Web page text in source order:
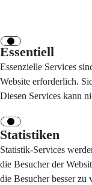
Essentiell
Essenzielle Services
Website erforderlich.
Diesen Services kann
Statistiken
Statistik-Services
die Besucher der
die Besucher besser zu